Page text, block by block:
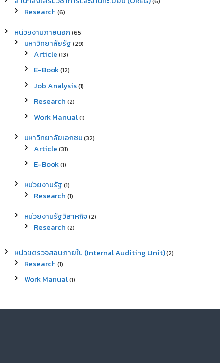
Research (6)
หน่วยงานภายนอก (65)
มหาวิทยาลัยรัฐ (29)
Article (13)
E-Book(12)
Job Analysis(1)
Research (2)
Work Manual(1)
มหาวิทยาลัยเอกชน (32)
Article (31)
E-Book(1)
หน่วยงานรัฐ (1)
Research (1)
หน่วยงานรัฐวิสาหกิจ(2)
Research (2)
หน่วยตรวจสอบภายใน (Internal Auditing Unit)(2)
Research (1)
Work Manual(1)